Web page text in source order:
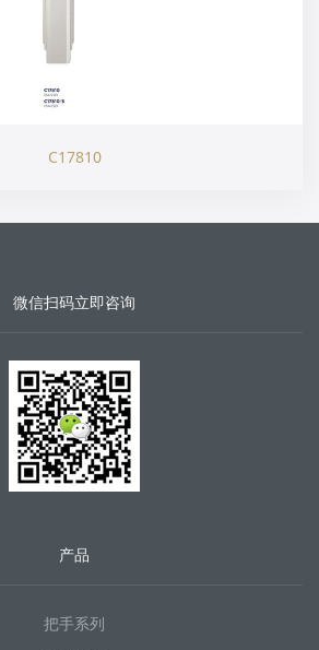
C17810
微信扫码立即咨询
产品
把手系列